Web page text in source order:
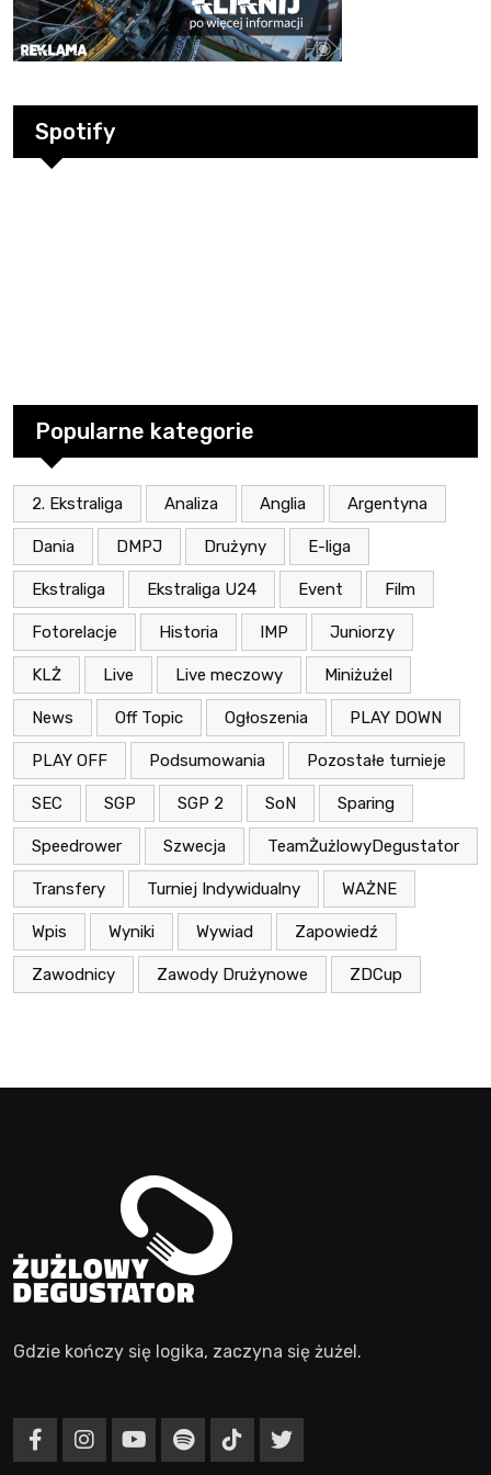
Spotify
Popularne kategorie
2. Ekstraliga Analiza Anglia Argentyna
Dania DMPJ Drużyny E-liga
Ekstraliga Ekstraliga U24 Event Film
Fotorelacje Historia IMP Juniorzy
KLŻ Live Live meczowy Miniżużel
News Off Topic Ogłoszenia PLAY DOWN
PLAY OFF Podsumowania Pozostałe turnieje
SEC SGP SGP 2 SoN Sparing
Speedrower Szwecja TeamŻużlowyDegustator
Transfery Turniej Indywidualny WAŻNE
Wpis Wyniki Wywiad Zapowiedź
Zawodnicy Zawody Drużynowe ZDCup
Gdzie kończy się logika, zaczyna się żużel.